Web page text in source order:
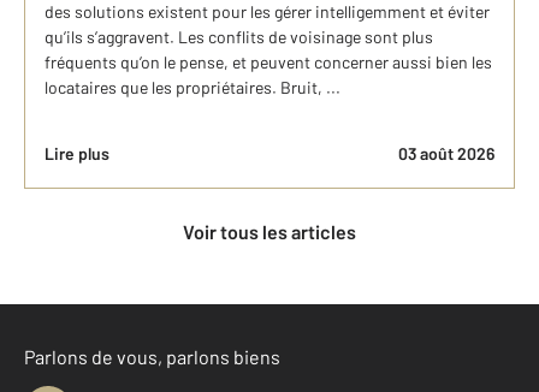
des solutions existent pour les gérer intelligemment et éviter
qu’ils s’aggravent. Les conflits de voisinage sont plus
fréquents qu’on le pense, et peuvent concerner aussi bien les
locataires que les propriétaires. Bruit, ...
Lire plus 03 août 2026
Voir tous les articles
Parlons de vous, parlons biens